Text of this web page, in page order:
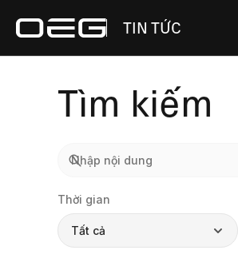
TIN TỨC
Tìm kiếm
Thời gian
Tất cả